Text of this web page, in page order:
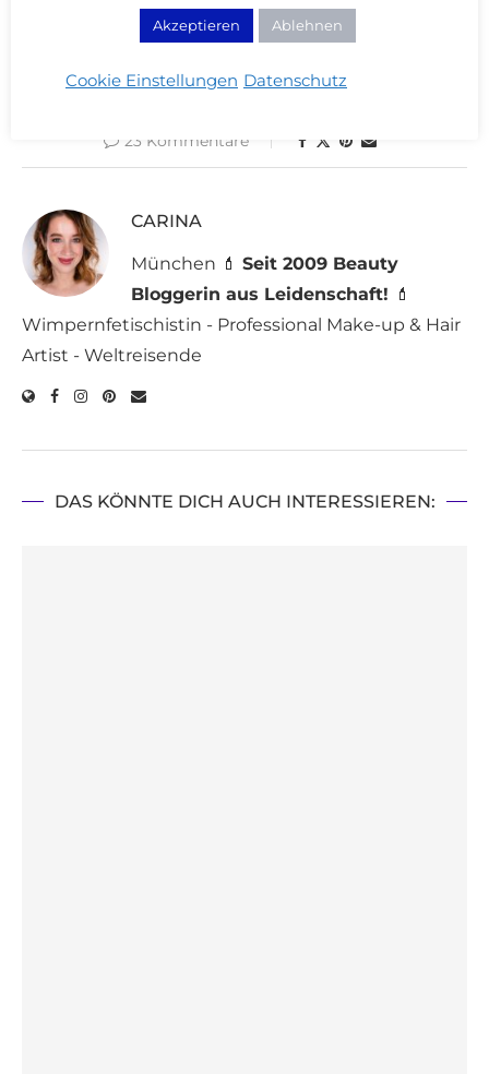
23 Kommentare
CARINA
München 💄 Seit 2009 Beauty
Bloggerin aus Leidenschaft! 💄
Wimpernfetischistin - Professional Make-up & Hair
Artist - Weltreisende
DAS KÖNNTE DICH AUCH INTERESSIEREN:
Akzeptieren Ablehnen
Cookie Einstellungen Datenschutz